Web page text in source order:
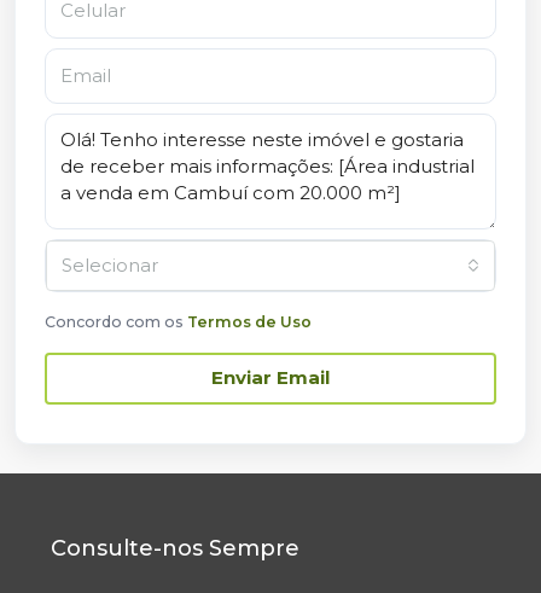
Selecionar
Concordo com os Termos de Uso
Enviar Email
Consulte-nos Sempre